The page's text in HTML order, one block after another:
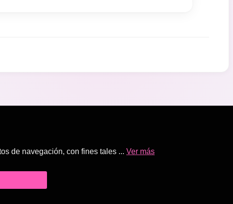
de navegación, con fines tales ... Ver más